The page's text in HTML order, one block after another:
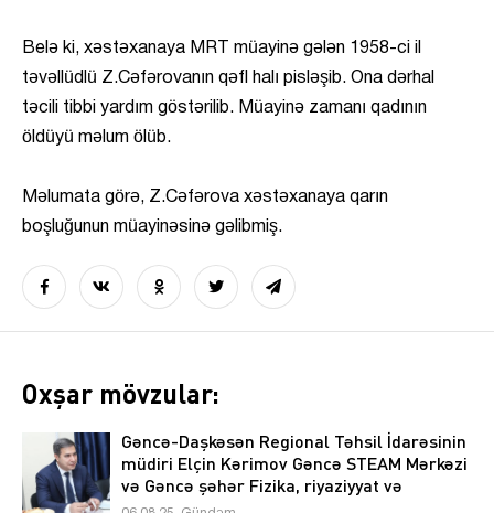
Belə ki, xəstəxanaya MRT müayinə gələn 1958-ci il
təvəllüdlü Z.Cəfərovanın qəfl halı pisləşib. Ona dərhal
təcili tibbi yardım göstərilib. Müayinə zamanı qadının
öldüyü məlum ölüb.
Məlumata görə, Z.Cəfərova xəstəxanaya qarın
boşluğunun müayinəsinə gəlibmiş.
Oxşar mövzular:
Gəncə-Daşkəsən Regional Təhsil İdarəsinin
müdiri Elçin Kərimov Gəncə STEAM Mərkəzi
və Gəncə şəhər Fizika, riyaziyyat və
informatika təmayüllü liseydə olub